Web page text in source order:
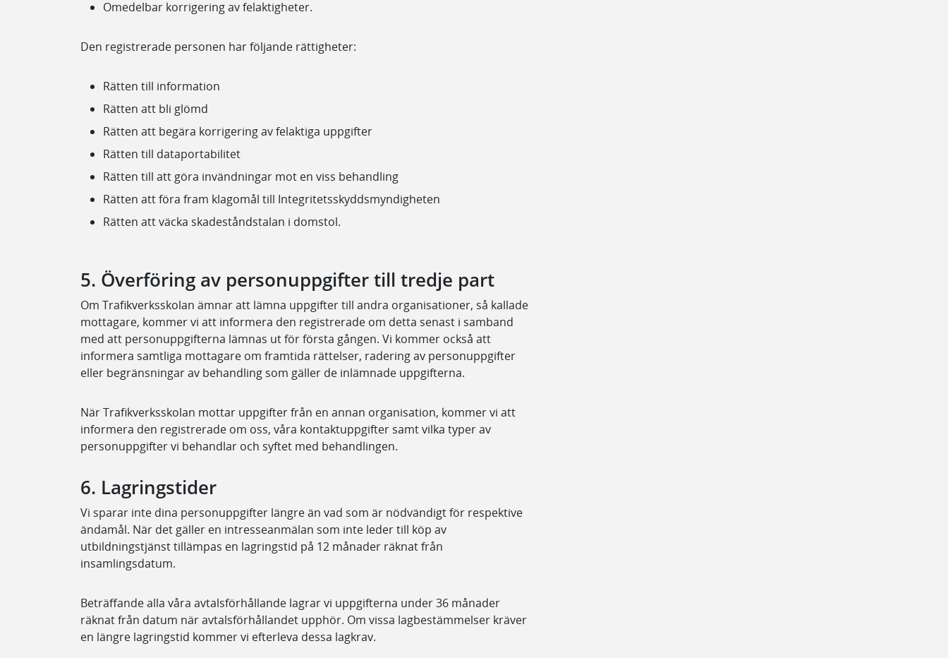
Omedelbar korrigering av felaktigheter.
Den registrerade personen har följande rättigheter:
Rätten till information
Rätten att bli glömd
Rätten att begära korrigering av felaktiga uppgifter
Rätten till dataportabilitet
Rätten till att göra invändningar mot en viss behandling
Rätten att föra fram klagomål till Integritetsskyddsmyndigheten
Rätten att väcka skadeståndstalan i domstol.
5. Överföring av personuppgifter till tredje part
Om Trafikverksskolan ämnar att lämna uppgifter till andra organisationer, så kallade
mottagare, kommer vi att informera den registrerade om detta senast i samband
med att personuppgifterna lämnas ut för första gången. Vi kommer också att
informera samtliga mottagare om framtida rättelser, radering av personuppgifter
eller begränsningar av behandling som gäller de inlämnade uppgifterna.
När Trafikverksskolan mottar uppgifter från en annan organisation, kommer vi att
informera den registrerade om oss, våra kontaktuppgifter samt vilka typer av
personuppgifter vi behandlar och syftet med behandlingen.
6. Lagringstider
Vi sparar inte dina personuppgifter längre än vad som är nödvändigt för respektive
ändamål. När det gäller en intresseanmälan som inte leder till köp av
utbildningstjänst tillämpas en lagringstid på 12 månader räknat från
insamlingsdatum.
Beträffande alla våra avtalsförhållande lagrar vi uppgifterna under 36 månader
räknat från datum när avtalsförhållandet upphör. Om vissa lagbestämmelser kräver
en längre lagringstid kommer vi efterleva dessa lagkrav.